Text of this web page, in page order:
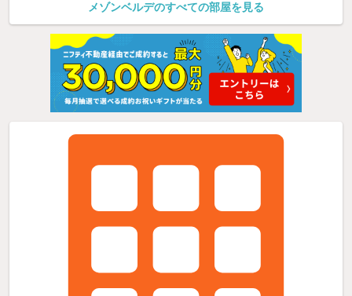
メゾンベルデのすべての部屋を見る